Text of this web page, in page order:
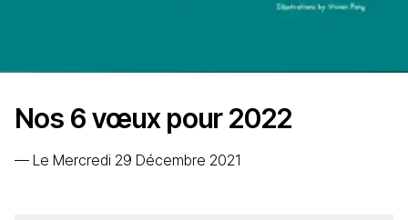
Nos 6 vœux pour 2022
— Le Mercredi 29 Décembre 2021